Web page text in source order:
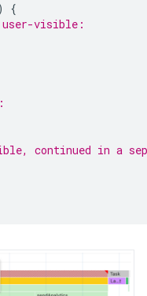
{
visible:
continued in a